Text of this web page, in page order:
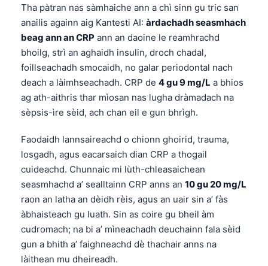
Tha pàtran nas sàmhaiche ann a chì sinn gu tric san
anailis againn aig Kantesti AI: àrdachadh seasmhach
beag ann an CRP ann an daoine le reamhrachd
bhoilg, strì an aghaidh insulin, droch chadal,
foillseachadh smocaidh, no galar periodontal nach
deach a làimhseachadh. CRP de 4 gu 9 mg/L a bhios
ag ath-aithris thar mìosan nas lugha dràmadach na
sèpsis-ìre sèid, ach chan eil e gun bhrìgh.
Faodaidh lannsaireachd o chionn ghoirid, trauma,
losgadh, agus eacarsaich dian CRP a thogail
cuideachd. Chunnaic mi lùth-chleasaichean
seasmhachd a’ sealltainn CRP anns an 10 gu 20 mg/L
raon an latha an dèidh rèis, agus an uair sin a’ fàs
àbhaisteach gu luath. Sin as coire gu bheil àm
cudromach; na bi a’ mìneachadh deuchainn fala sèid
gun a bhith a’ faighneachd dè thachair anns na
làithean mu dheireadh.